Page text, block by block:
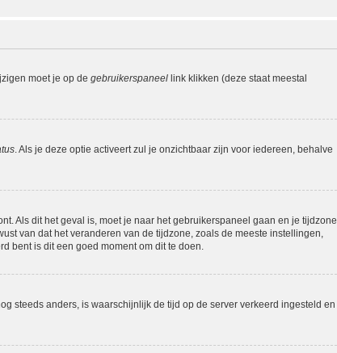
moet je op de gebruikerspaneellink klikken (deze staat meestal
. Als je deze optie activeert zul je onzichtbaar zijn voor iedereen, behalve
Als dit het geval is, moet je naar het gebruikerspaneel gaan en je tijdzone
van dat het veranderen van de tijdzone, zoals de meeste instellingen,
bent is dit een goed moment om dit te doen.
steeds anders, is waarschijnlijk de tijd op de server verkeerd ingesteld en